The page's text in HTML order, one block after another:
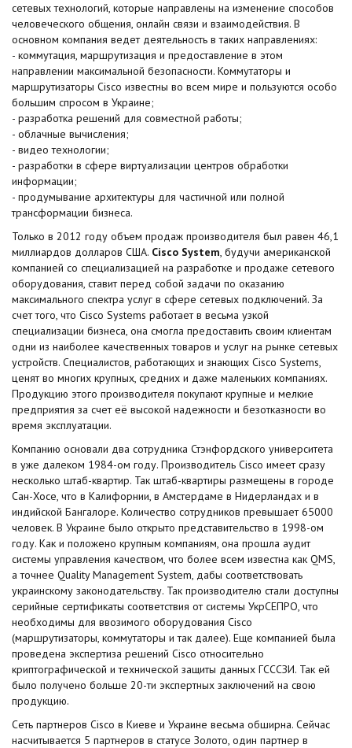
сетевых технологий, которые направлены на изменение способов
человеческого общения, онлайн связи и взаимодействия. В
основном компания ведет деятельность в таких направлениях:
- коммутация, маршрутизация и предоставление в этом
направлении максимальной безопасности. Коммутаторы и
маршрутизаторы Cisco известны во всем мире и пользуются особо
большим спросом в Украине;
- разработка решений для совместной работы;
- облачные вычисления;
- видео технологии;
- разработки в сфере виртуализации центров обработки
информации;
- продумывание архитектуры для частичной или полной
трансформации бизнеса.
Только в 2012 году объем продаж производителя был равен 46,1
миллиардов долларов США. Cisco System, будучи американской
компанией со специализацией на разработке и продаже сетевого
оборудования, ставит перед собой задачи по оказанию
максимального спектра услуг в сфере сетевых подключений. За
счет того, что Cisco Systems работает в весьма узкой
специализации бизнеса, она смогла предоставить своим клиентам
одни из наиболее качественных товаров и услуг на рынке сетевых
устройств. Специалистов, работающих и знающих Cisco Systems,
ценят во многих крупных, средних и даже маленьких компаниях.
Продукцию этого производителя покупают крупные и мелкие
предприятия за счет её высокой надежности и безотказности во
время эксплуатации.
Компанию основали два сотрудника Стэнфордского университета
в уже далеком 1984-ом году. Производитель Cisco имеет сразу
несколько штаб-квартир. Так штаб-квартиры размещены в городе
Сан-Хосе, что в Калифорнии, в Амстердаме в Нидерландах и в
индийской Бангалоре. Количество сотрудников превышает 65000
человек. В Украине было открыто представительство в 1998-ом
году. Как и положено крупным компаниям, она прошла аудит
системы управления качеством, что более всем известна как QMS,
а точнее Quality Management System, дабы соответствовать
украинскому законодательству. Так производителю стали доступны
серийные сертификаты соответствия от системы УкрСЕПРО, что
необходимы для ввозимого оборудования Cisco
(маршрутизаторы, коммутаторы и так далее). Еще компанией была
проведена экспертиза решений Cisco относительно
криптографической и технической защиты данных ГСССЗИ. Так ей
было получено больше 20-ти экспертных заключений на свою
продукцию.
Сеть партнеров Cisco в Киеве и Украине весьма обширна. Сейчас
насчитывается 5 партнеров в статусе Золото, один партнер в